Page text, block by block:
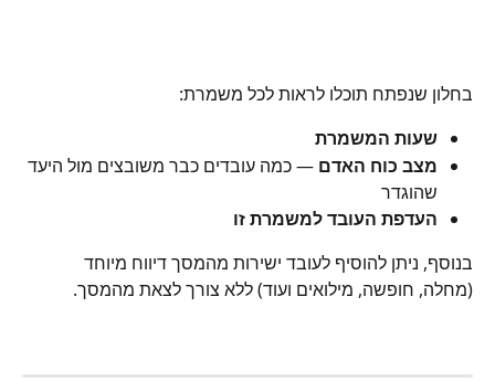
בחלון שנפתח תוכלו לראות לכל משמרת:
שעות המשמרת
מצב כוח האדם — כמה עובדים כבר משובצים מול היעד
שהוגדר
העדפת העובד למשמרת זו
בנוסף, ניתן להוסיף לעובד ישירות מהמסך דיווח מיוחד
(מחלה, חופשה, מילואים ועוד) ללא צורך לצאת מהמסך.